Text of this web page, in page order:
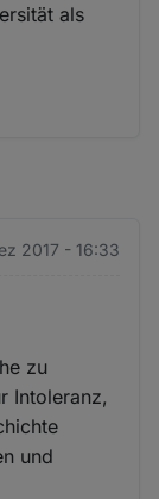
als
2017 - 16:33
zu
Intoleranz,
und